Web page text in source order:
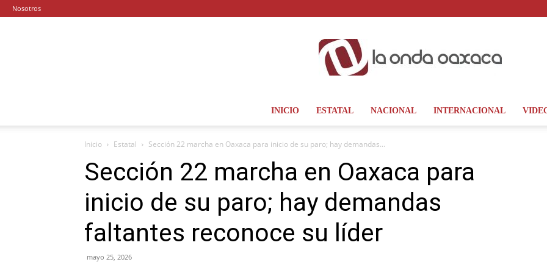
Nosotros
La
Onda
INICIO ESTATAL NACIONAL INTERNACIONAL
Inicio Estatal Sección 22 marcha en Oaxaca para inicio de su paro; hay demandas...
Sección 22 marcha en Oaxaca para
inicio de su paro; hay demandas
faltantes reconoce su líder
mayo 25, 2026